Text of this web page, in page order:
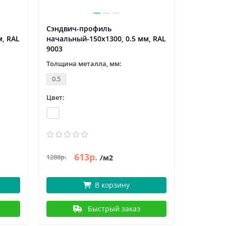
RAL
Сэндвич-профиль
начальный-150х1300, 0.5 мм, RAL
9003
Толщина металла, мм:
0.5
Цвет:
1288р. 613р. /м2
В корзину
Быстрый заказ